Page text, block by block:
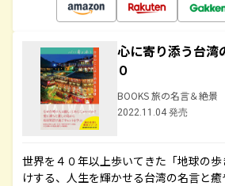
心に寄り添う台湾
０
BOOKS 旅の名言＆絶景
2022.11.04 発売
世界を４０年以上歩いてきた「地球の
けする、人生を輝かせる台湾の名言と